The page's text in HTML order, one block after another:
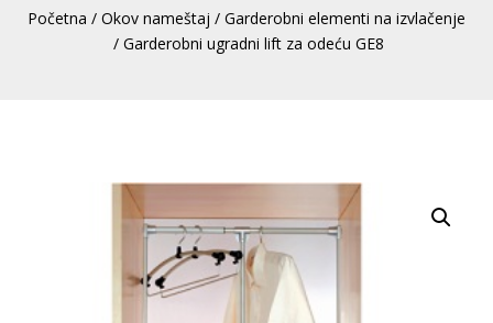
Početna / Okov nameštaj / Garderobni elementi na izvlačenje
/ Garderobni ugradni lift za odeću GE8